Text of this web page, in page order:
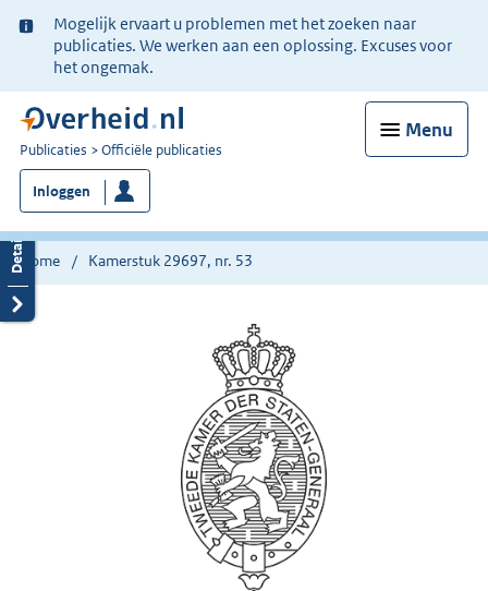
Ter
informatie:
Mogelijk ervaart u problemen met het zoeken naar
publicaties. We werken aan een oplossing. Excuses voor
het ongemak.
Menu
U
bent
nu
hier:
Publicaties Officiële publicaties
Inloggen
Home Kamerstuk 29697, nr. 53